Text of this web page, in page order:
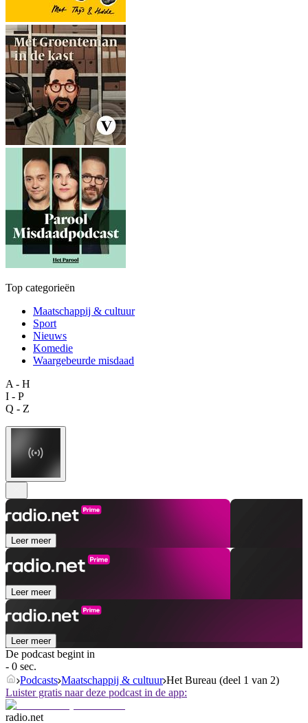
Top categorieën
Maatschappij & cultuur
Sport
Nieuws
Komedie
Waargebeurde misdaad
A - H
I - P
Q - Z
Leer meer
Leer meer
Leer meer
De podcast begint in
- 0 sec.
Podcasts Maatschappij & cultuur Het Bureau (deel 1 van 2)
Luister gratis naar deze podcast in de app:
radio.net